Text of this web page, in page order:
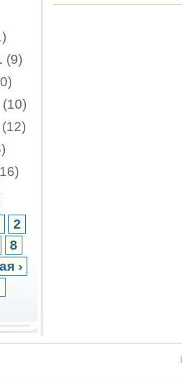
(9)
(10)
(12)
2
8
›